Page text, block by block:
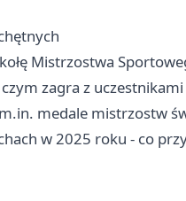
Mistrzostwa
zagra z
medale mistrzostw
w 2025 roku - co